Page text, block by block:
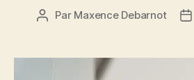
Auteur
Par Maxence Debarnot